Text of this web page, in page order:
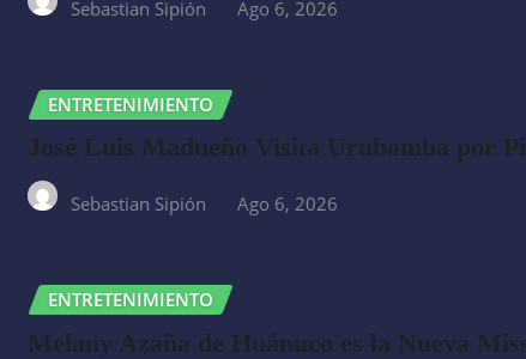
Sebastian Sipión Ago 6, 2026
ENTRETENIMIENTO
José Luis Madueño Visita Urubamba por
Sebastian Sipión Ago 6, 2026
ENTRETENIMIENTO
Melany Azaña de Huánuco es la Nueva